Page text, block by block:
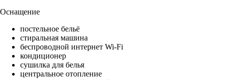
Оснащение
постельное бельё
стиральная машина
беспроводной интернет Wi-Fi
кондиционер
сушилка для белья
центральное отопление